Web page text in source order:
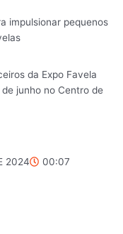
impulsionar pequenos
da Expo Favela
junho no Centro de
2024 00:07